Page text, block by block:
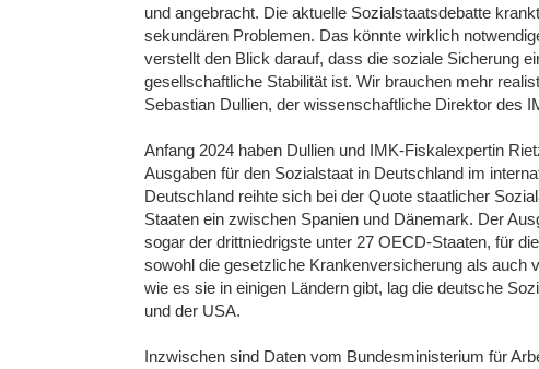
und angebracht. Die aktuelle Sozialstaatsdebatte
sekundären Problemen. Das könnte wirklich
verstellt den Blick darauf, dass die soziale Sicherung
gesellschaftliche Stabilität ist. Wir brauchen mehr
Sebastian Dullien, der wissenschaftliche Direktor des
Anfang 2024 haben Dullien und IMK-Fiskalexpertin
Ausgaben für den Sozialstaat in Deutschland im
Deutschland reihte sich bei der Quote staatlicher
Staaten ein zwischen Spanien und Dänemark. Der
sogar der drittniedrigste unter 27 OECD-Staaten, für
sowohl die gesetzliche Krankenversicherung als auch
wie es sie in einigen Ländern gibt, lag die deutsche
und der USA.
Inzwischen sind Daten vom Bundesministerium für